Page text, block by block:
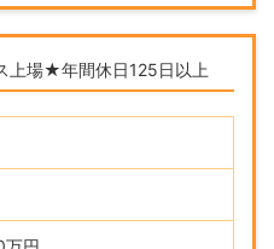
上場★年間休日125日以上